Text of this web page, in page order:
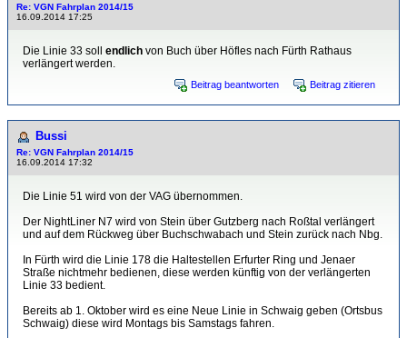
Re: VGN Fahrplan 2014/15
16.09.2014 17:25
Die Linie 33 soll endlich von Buch über Höfles nach Fürth Rathaus
verlängert werden.
Beitrag beantworten Beitrag zitieren
Bussi
Re: VGN Fahrplan 2014/15
16.09.2014 17:32
Die Linie 51 wird von der VAG übernommen.
Der NightLiner N7 wird von Stein über Gutzberg nach Roßtal verlängert
und auf dem Rückweg über Buchschwabach und Stein zurück nach Nbg.
In Fürth wird die Linie 178 die Haltestellen Erfurter Ring und Jenaer
Straße nichtmehr bedienen, diese werden künftig von der verlängerten
Linie 33 bedient.
Bereits ab 1. Oktober wird es eine Neue Linie in Schwaig geben (Ortsbus
Schwaig) diese wird Montags bis Samstags fahren.